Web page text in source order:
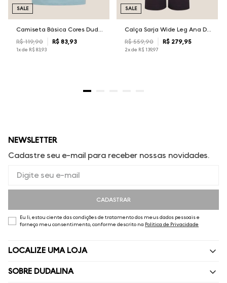
R$ 119,90 R$ 83, 93
1x de R$ 83,93
SALE
Calça Sarja Wide Leg Ana Dudalina Feminina
R$ 559,90 R$ 279, 95
2x de R$ 139,97
SALE
NEWSLETTER
Cadastre seu e-mail para receber nossas novidades.
CADASTRAR
Eu li, estou ciente das condições de tratamento dos meus dados pessoais e
forneço meu consentimento, conforme descrito na Política de Privacidade
LOCALIZE UMA LOJA
SOBRE DUDALINA